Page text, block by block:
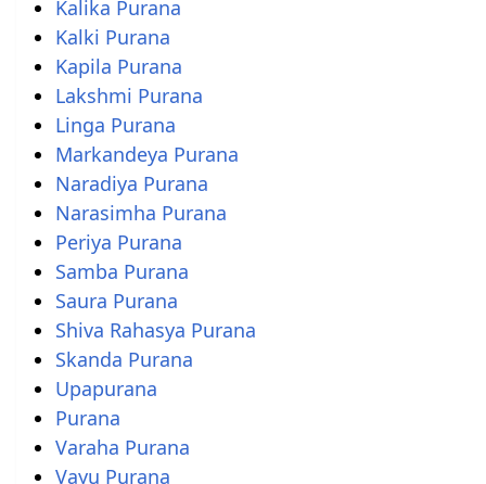
Kalika Purana
Kalki Purana
Kapila Purana
Lakshmi Purana
Linga Purana
Markandeya Purana
Naradiya Purana
Narasimha Purana
Periya Purana
Samba Purana
Saura Purana
Shiva Rahasya Purana
Skanda Purana
Upapurana
Purana
Varaha Purana
Vayu Purana